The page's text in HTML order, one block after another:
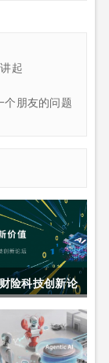
起
个朋友的问题
险科技创新论